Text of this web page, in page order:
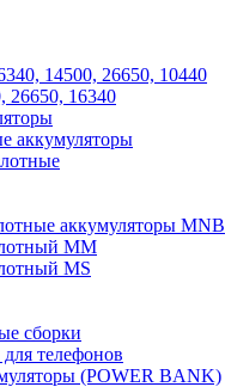
14500, 26650, 10440
26650, 16340
аккумуляторы
аккумуляторы MNB
MM
MS
сборки
телефонов
(POWER BANK)